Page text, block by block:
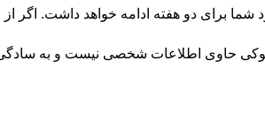
کوکی حاوی اطلاعات شخصی نیست و به